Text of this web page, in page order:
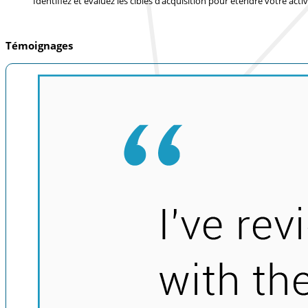
Témoignages